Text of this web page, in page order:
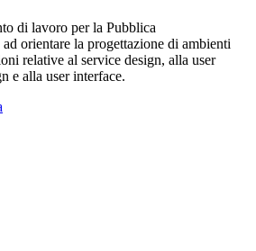
di lavoro per la Pubblica
orientare la progettazione di ambienti
relative al service design, alla user
e alla user interface.